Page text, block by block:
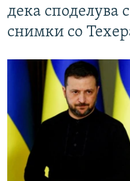
дека споделува
снимки со